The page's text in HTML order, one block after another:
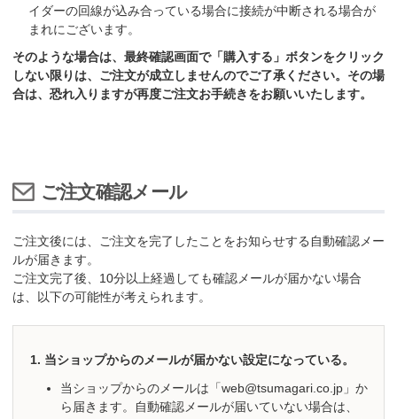
イダーの回線が込み合っている場合に接続が中断される場合が
まれにございます。
そのような場合は、最終確認画面で「購入する」ボタンをクリック
しない限りは、ご注文が成立しませんのでご了承ください。その場
合は、恐れ入りますが再度ご注文お手続きをお願いいたします。
ご注文確認メール
ご注文後には、ご注文を完了したことをお知らせする自動確認メー
ルが届きます。
ご注文完了後、10分以上経過しても確認メールが届かない場合
は、以下の可能性が考えられます。
当ショップからのメールが届かない設定になっている。
当ショップからのメールは「web@tsumagari.co.jp」か
ら届きます。自動確認メールが届いていない場合は、